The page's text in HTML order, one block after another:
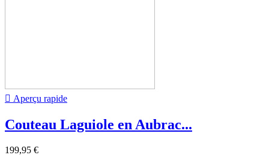
 Aperçu rapide
Couteau Laguiole en Aubrac...
199,95 €